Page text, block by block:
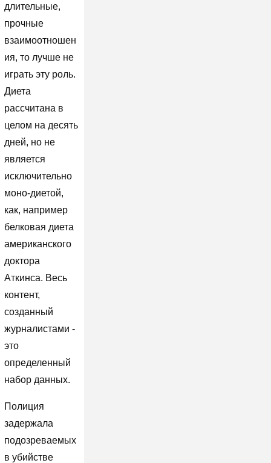
длительные,
прочные
взаимоотношен
ия, то лучше не
играть эту роль.
Диета
рассчитана в
целом на десять
дней, но не
является
исключительно
моно-диетой,
как, например
белковая диета
американского
доктора
Аткинса. Весь
контент,
созданный
журналистами -
это
определенный
набор данных.
Полиция
задержала
подозреваемых
в убийстве